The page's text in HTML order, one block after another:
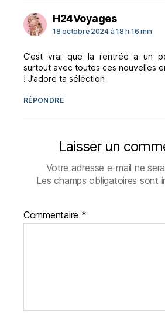
H24Voyagesdit :
18 octobre 2024 à 18 h 16 min
C’est vrai que la rentrée a un
surtout avec toutes ces nouvelles
! J’adore ta sélection
RÉPONDRE
Laisser un
Votre adresse e-mail ne
Les champs obligatoires sont
Commentaire *